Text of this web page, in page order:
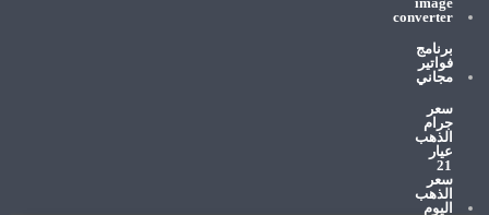
converter
برنامج
فواتير
مجاني
سعر
جرام
الذهب
عيار
21
سعر
الذهب
اليوم